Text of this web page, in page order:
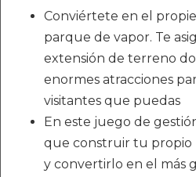
Conviértete en el
parque de vapor. Te
extensión de terreno
enormes atracciones
visitantes que puedas
En este juego de
que construir tu propio
y convertirlo en el más